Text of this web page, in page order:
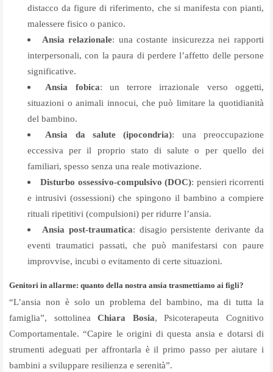
distacco da figure di riferimento, che si manifesta con pianti,
malessere fisico o panico.
Ansia relazionale: una costante insicurezza nei rapporti
interpersonali, con la paura di perdere l’affetto delle persone
significative.
Ansia fobica: un terrore irrazionale verso oggetti,
situazioni o animali innocui, che può limitare la quotidianità
del bambino.
Ansia da salute (ipocondria): una preoccupazione
eccessiva per il proprio stato di salute o per quello dei
familiari, spesso senza una reale motivazione.
Disturbo ossessivo-compulsivo (DOC): pensieri ricorrenti
e intrusivi (ossessioni) che spingono il bambino a compiere
rituali ripetitivi (compulsioni) per ridurre l’ansia.
Ansia post-traumatica: disagio persistente derivante da
eventi traumatici passati, che può manifestarsi con paure
improvvise, incubi o evitamento di certe situazioni.
Genitori in allarme: quanto della nostra ansia trasmettiamo ai figli?
“L’ansia non è solo un problema del bambino, ma di tutta la
famiglia”, sottolineaChiara Bosia, Psicoterapeuta Cognitivo
Comportamentale. “Capire le origini di questa ansia e dotarsi di
strumenti adeguati per affrontarla è il primo passo per aiutare i
bambini a sviluppare resilienza e serenità”.